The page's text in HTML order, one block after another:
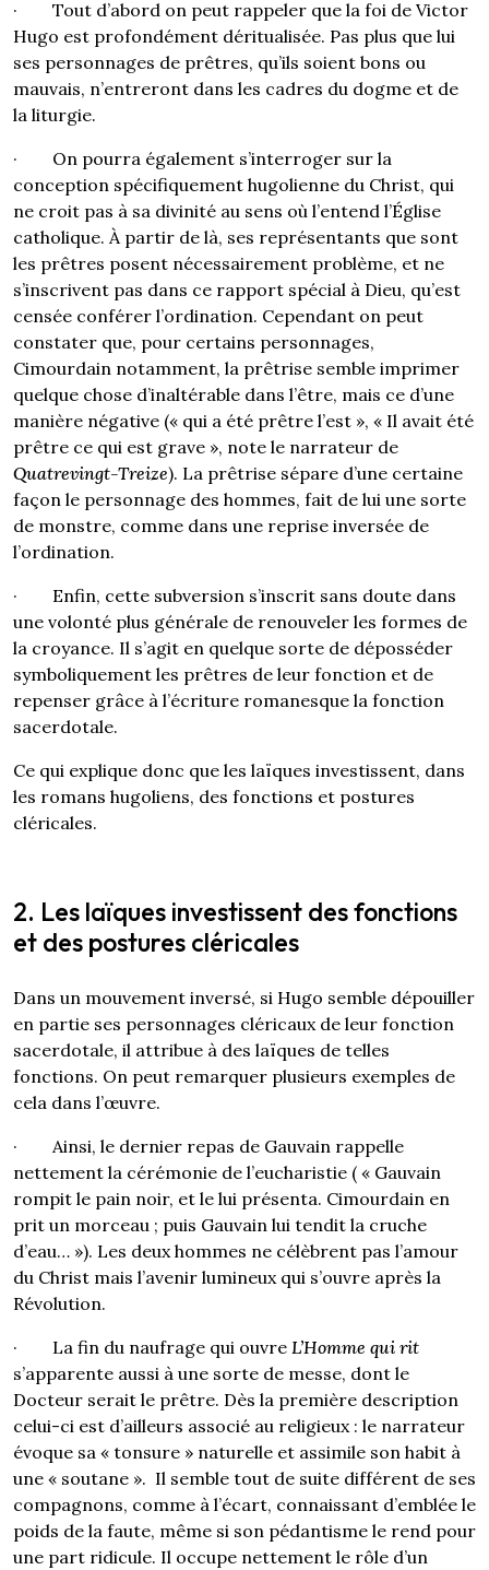
· Tout d’abord on peut rappeler que la foi de Victor
Hugo est profondément déritualisée. Pas plus que lui
ses personnages de prêtres, qu’ils soient bons ou
mauvais, n’entreront dans les cadres du dogme et de
la liturgie.
· On pourra également s’interroger sur la
conception spécifiquement hugolienne du Christ, qui
ne croit pas à sa divinité au sens où l’entend l’Église
catholique. À partir de là, ses représentants que sont
les prêtres posent nécessairement problème, et ne
s’inscrivent pas dans ce rapport spécial à Dieu, qu’est
censée conférer l’ordination. Cependant on peut
constater que, pour certains personnages,
Cimourdain notamment, la prêtrise semble imprimer
quelque chose d’inaltérable dans l’être, mais ce d’une
manière négative (« qui a été prêtre l’est », « Il avait été
prêtre ce qui est grave », note le narrateur de
Quatrevingt-Treize). La prêtrise sépare d’une certaine
façon le personnage des hommes, fait de lui une sorte
de monstre, comme dans une reprise inversée de
l’ordination.
· Enfin, cette subversion s’inscrit sans doute dans
une volonté plus générale de renouveler les formes de
la croyance. Il s’agit en quelque sorte de déposséder
symboliquement les prêtres de leur fonction et de
repenser grâce à l’écriture romanesque la fonction
sacerdotale.
Ce qui explique donc que les laïques investissent, dans
les romans hugoliens, des fonctions et postures
cléricales.
2. Les laïques investissent des fonctions
et des postures cléricales
Dans un mouvement inversé, si Hugo semble dépouiller
en partie ses personnages cléricaux de leur fonction
sacerdotale, il attribue à des laïques de telles
fonctions. On peut remarquer plusieurs exemples de
cela dans l’œuvre.
· Ainsi, le dernier repas de Gauvain rappelle
nettement la cérémonie de l’eucharistie ( « Gauvain
rompit le pain noir, et le lui présenta. Cimourdain en
prit un morceau ; puis Gauvain lui tendit la cruche
d’eau… »). Les deux hommes ne célèbrent pas l’amour
du Christ mais l’avenir lumineux qui s’ouvre après la
Révolution.
· La fin du naufrage qui ouvre L’Homme qui rit
s’apparente aussi à une sorte de messe, dont le
Docteur serait le prêtre. Dès la première description
celui-ci est d’ailleurs associé au religieux : le narrateur
évoque sa « tonsure » naturelle et assimile son habit à
une « soutane ». Il semble tout de suite différent de ses
compagnons, comme à l’écart, connaissant d’emblée le
poids de la faute, même si son pédantisme le rend pour
une part ridicule. Il occupe nettement le rôle d’un